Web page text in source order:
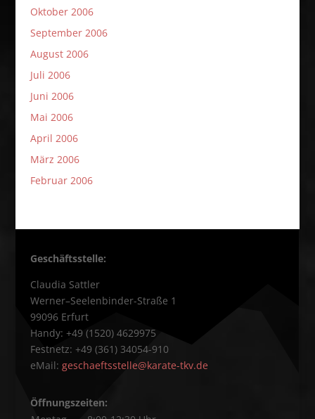
Oktober 2006
September 2006
August 2006
Juli 2006
Juni 2006
Mai 2006
April 2006
März 2006
Februar 2006
Geschäftsstelle:
Claudia Sattler
Werner–Seelenbinder-Straße 1
99096 Erfurt
Handy: +49 (1520) 4629975
Festnetz: +49 (361) 34054-910
eMail: geschaeftsstelle@karate-tkv.de
Öffnungszeiten: